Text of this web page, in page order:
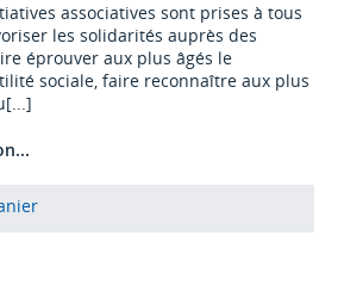
associatives sont prises à tous
les solidarités auprès des
éprouver aux plus âgés le
sociale, faire reconnaître aux plus